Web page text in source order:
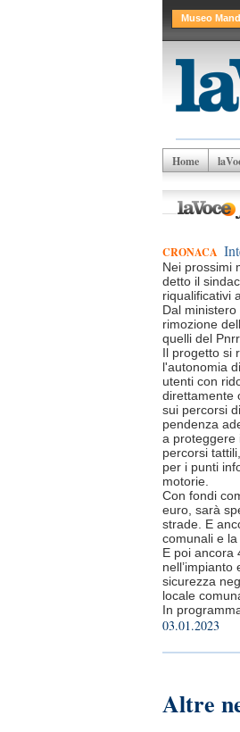
Museo
Home
CRONACA
Nei prossimi
detto il
riqualificativi
Dal
rimozione
quelli del Pnrr.
Il progetto si
l'autonomia
utenti con
direttamente
sui percorsi
pendenza
a proteggere
percorsi
per i punti
motorie.
Con fondi
euro, sarà
strade. E
comunali e
E poi ancora
sicurezza
locale
In
03.01.2023
Altre